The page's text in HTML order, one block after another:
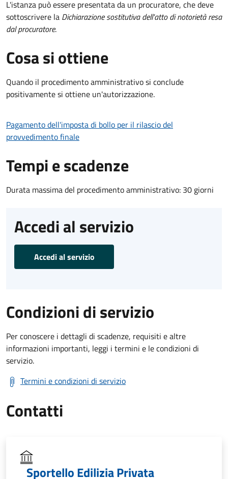
L'istanza può essere presentata da un procuratore, che deve
sottoscrivere la Dichiarazione sostitutiva dell'atto di notorietà resa
dal procuratore.
Cosa si ottiene
Quando il procedimento amministrativo si conclude
positivamente si ottiene un'autorizzazione.
Pagamento dell'imposta di bollo per il rilascio del
provvedimento finale
Tempi e scadenze
Durata massima del procedimento amministrativo: 30 giorni
Accedi al servizio
Accedi al servizio
Condizioni di servizio
Per conoscere i dettagli di scadenze, requisiti e altre
informazioni importanti, leggi i termini e le condizioni di
servizio.
Termini e condizioni di servizio
Contatti
Sportello Edilizia Privata